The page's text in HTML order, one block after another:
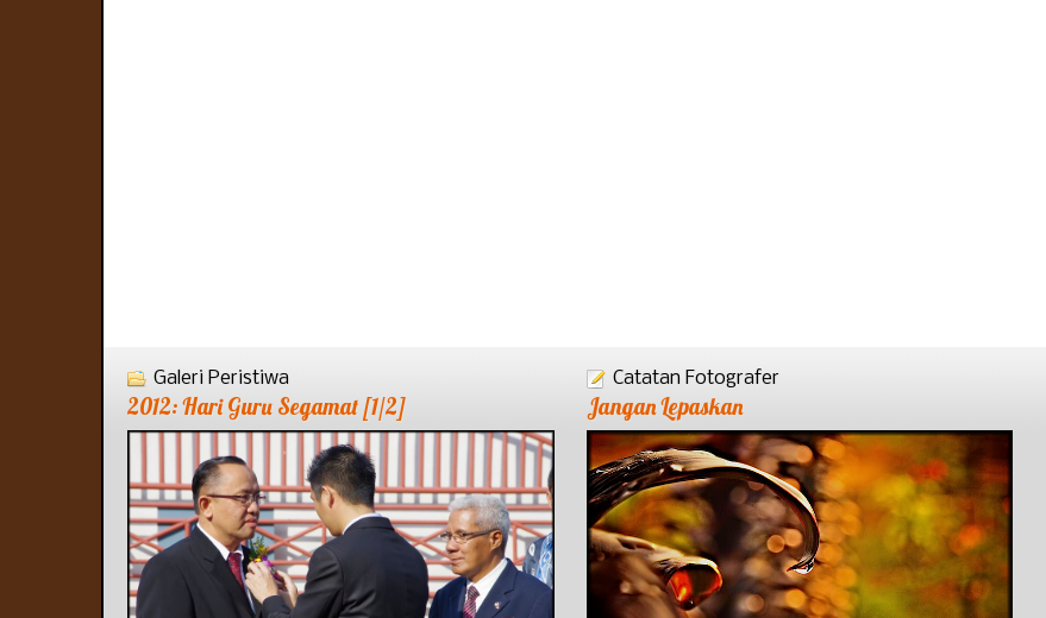
Galeri Peristiwa
2012: Hari Guru Segamat [1/2]
Catatan Fotografer
Jangan Lepaskan